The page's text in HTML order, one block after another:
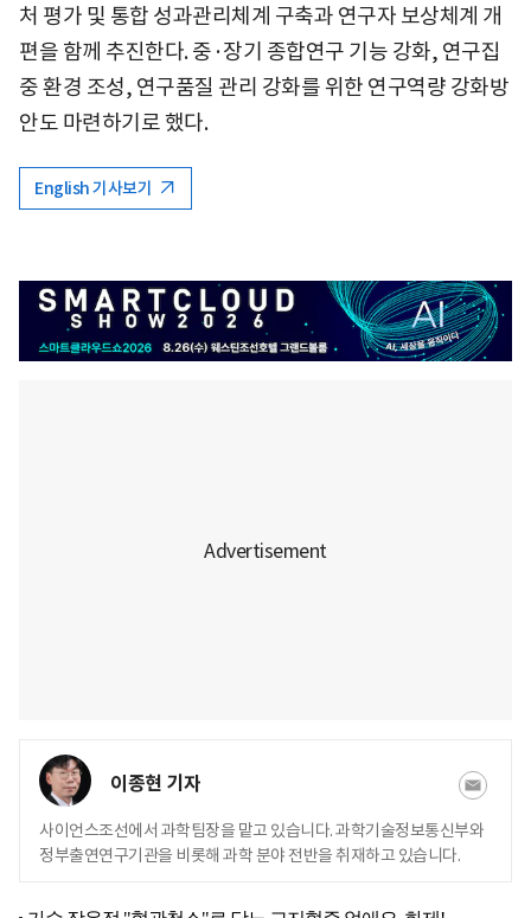
처 평가 및 통합 성과관리체계 구축과 연구자 보상체계 개
편을 함께 추진한다. 중·장기 종합연구 기능 강화, 연구집
중 환경 조성, 연구품질 관리 강화를 위한 연구역량 강화방
안도 마련하기로 했다.
English 기사보기
이종현 기자
사이언스조선에서 과학팀장을 맡고 있습니다. 과학기술정보통신부와
정부출연연구기관을 비롯해 과학 분야 전반을 취재하고 있습니다.